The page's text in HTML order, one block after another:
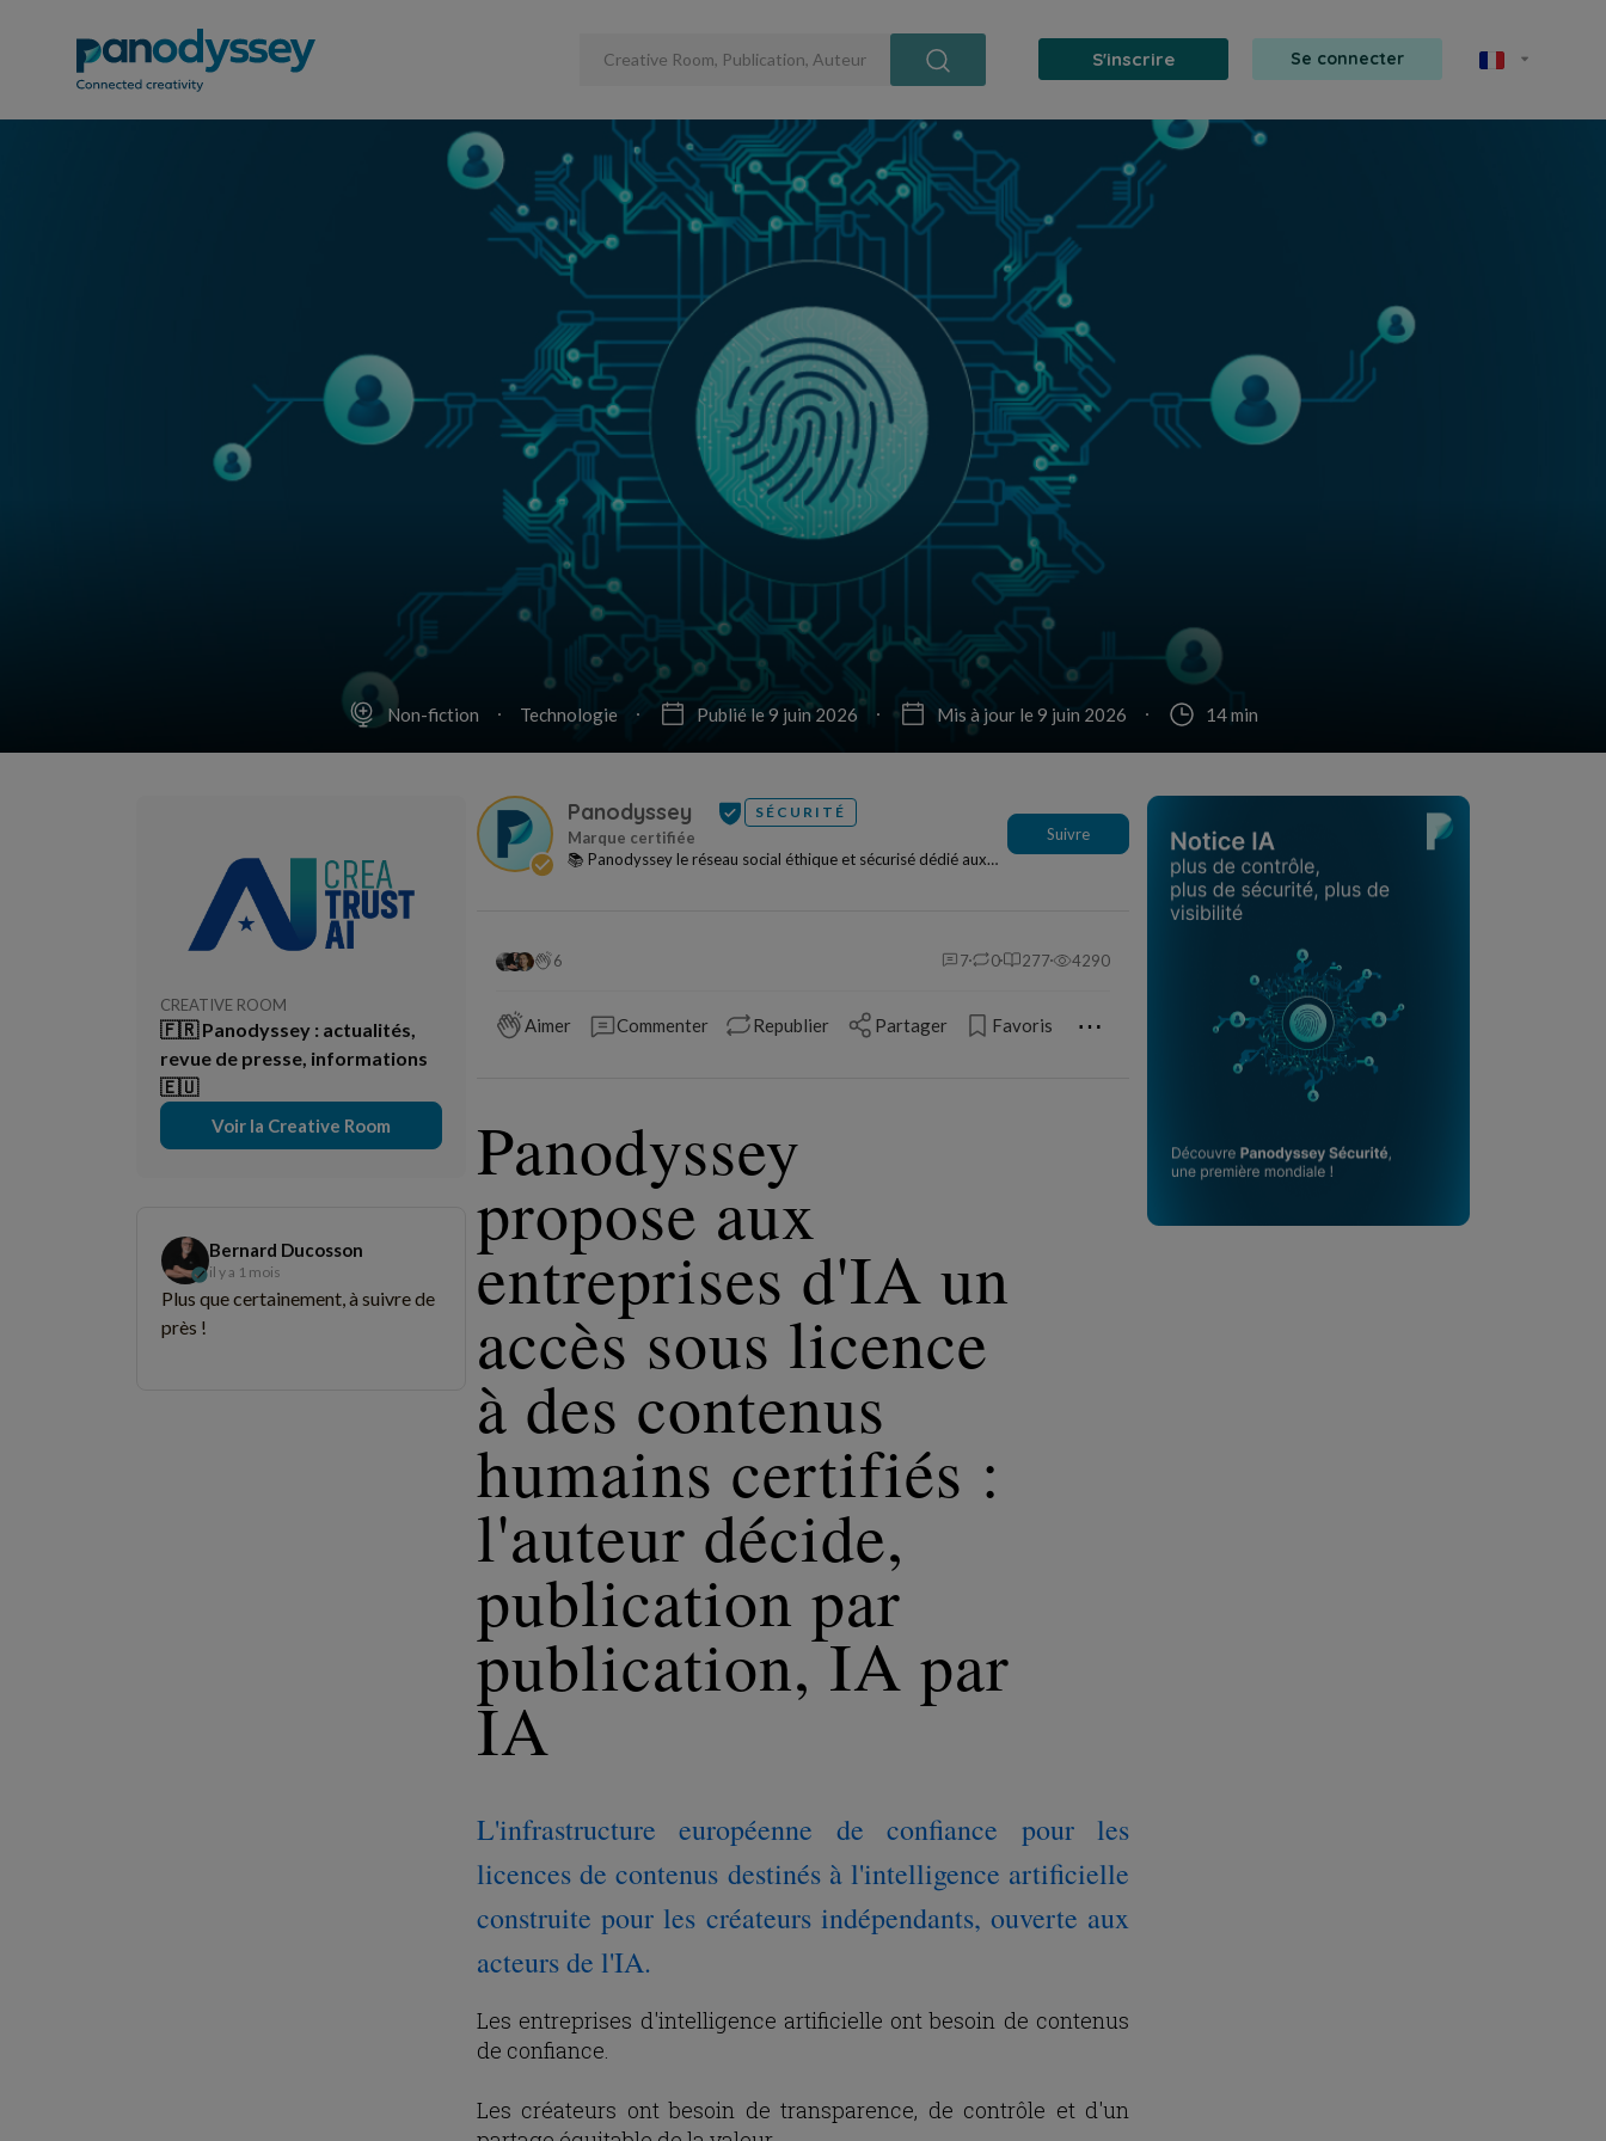
S'inscrire Se connecter
Non-fiction Technologie Publié le 9 juin 2026 Mis à jour le 9 juin 2026 14 min
CREATIVE ROOM
🇫🇷 Panodyssey : actualités,
revue de presse, informations
🇪🇺
Voir la Creative Room
Bernard Ducosson
il y a 1 mois
Plus que certainement, à suivre de
près !
Panodyssey SÉCURITÉ
📚 Panodyssey le réseau social éthique et sécurisé dédié aux
Suivre
6 7 0 277 4290
Aimer Commenter Republier Partager Favoris ⋯
Panodyssey
propose aux
entreprises d'IA un
accès sous licence
à des contenus
humains certifiés :
l'auteur décide,
publication par
publication, IA par
IA
L'infrastructure européenne de confiance pour les
licences de contenus destinés à l'intelligence artificielle
construite pour les créateurs indépendants, ouverte aux
acteurs de l'IA.
Les entreprises d'intelligence artificielle ont besoin de contenus
de confiance.
Les créateurs ont besoin de transparence, de contrôle et d'un